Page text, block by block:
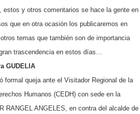
estos y otros comentarios se hace la gente en
que en otra ocasión los publicaremos en
temas que también son de importancia
trascendencia en estos días…
GUDELIA
formal queja ante el Visitador Regional de la
Humanos (CEDH) con sede en la
RANGEL ANGELES, en contra del alcalde de